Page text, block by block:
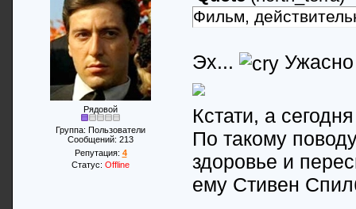
Рядовой
Группа: Пользователи
Сообщений: 213
Репутация: 4
Статус: Offline
Фильм,
Эх... Ужасно
Кстати, а
По такому
здоровье и
ему Стивен